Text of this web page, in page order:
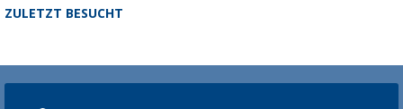
ZULETZT BESUCHT